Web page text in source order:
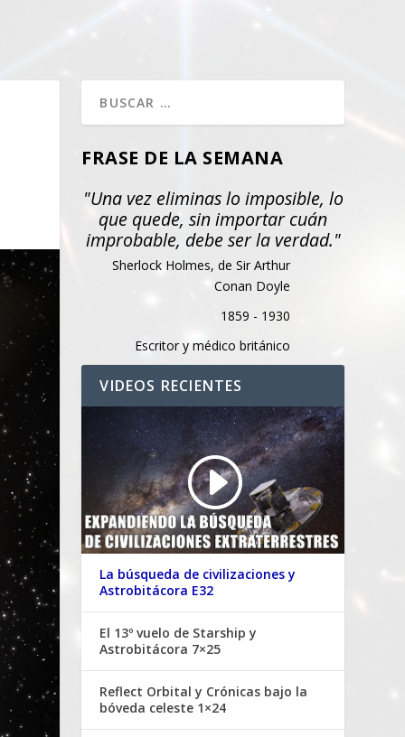
FRASE DE LA SEMANA
"Una vez eliminas lo imposible, lo
que quede, sin importar cuán
improbable, debe ser la verdad."
Sherlock Holmes, de Sir Arthur
Conan Doyle
1859 - 1930
Escritor y médico británico
VIDEOS RECIENTES
La búsqueda de civilizaciones y
Astrobitácora E32
El 13º vuelo de Starship y
Astrobitácora 7×25
Reflect Orbital y Crónicas bajo la
bóveda celeste 1×24